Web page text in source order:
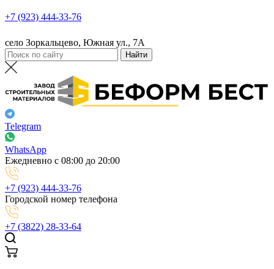
+7 (923) 444-33-76
село Зоркальцево, Южная ул., 7А
Telegram
WhatsApp
Ежедневно с 08:00 до 20:00
+7 (923) 444-33-76
Городской номер телефона
+7 (3822) 28-33-64